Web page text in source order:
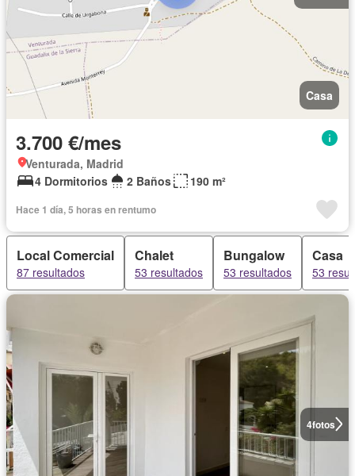
Casa
3.700 €/mes
Venturada, Madrid
4 Dormitorios
2 Baños 190 m²
Hace 1 día, 5 horas en rentumo
Local Comercial
87 resultados
Chalet
53 resultados
Bungalow
53 resultados
Casa
53
4fotos